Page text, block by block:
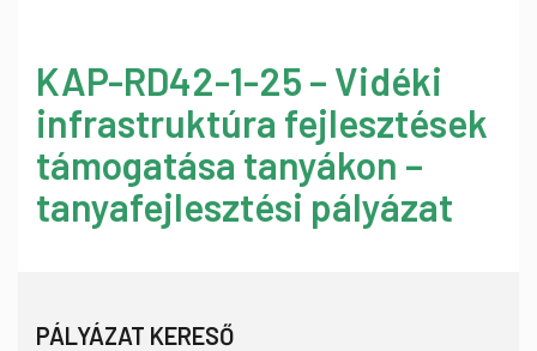
KAP-RD42-1-25 – Vidéki
infrastruktúra fejlesztések
támogatása tanyákon –
tanyafejlesztési pályázat
PÁLYÁZAT KERESŐ